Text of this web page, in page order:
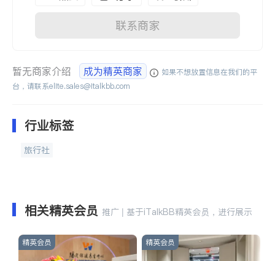
联系商家
暂无商家介绍 成为精英商家
如果不想放置信息在我们的平
台，请联系elite.sales@italkbb.com
行业标签
旅行社
相关精英会员 推广 | 基于iTalkBB精英会员，进行展示
精英会员 精英会员